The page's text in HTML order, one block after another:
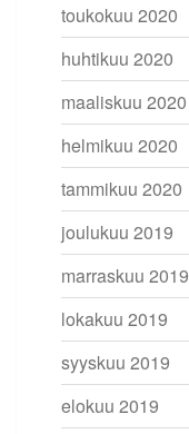
toukokuu 2020
huhtikuu 2020
maaliskuu 2020
helmikuu 2020
tammikuu 2020
joulukuu 2019
marraskuu 2019
lokakuu 2019
syyskuu 2019
elokuu 2019